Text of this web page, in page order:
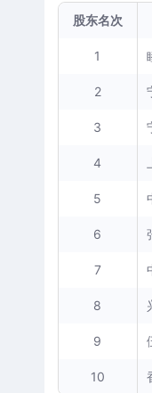
股东名次
1
2
3
4
5
6
7
8
9
10